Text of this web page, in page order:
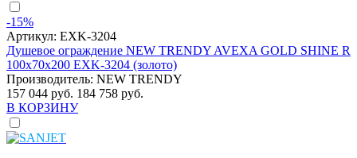
-15%
Артикул: EXK-3204
Душевое ограждение NEW TRENDY AVEXA GOLD SHINE R
100x70x200 EXK-3204 (золото)
Производитель: NEW TRENDY
157 044 руб. 184 758 руб.
В КОРЗИНУ